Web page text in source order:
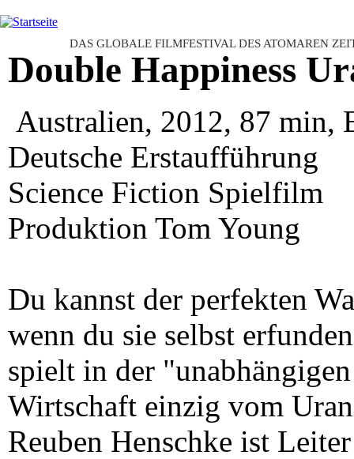
DAS GLOBALE FILMFESTIVAL DES ATOMAREN
Double Happiness
Australien, 2012, 87 min,
Deutsche Erstaufführung
Science Fiction Spielfilm
Produktion Tom Young
Du kannst der perfekten
wenn du sie selbst
spielt in der
Wirtschaft einzig vom
Reuben Henschke ist